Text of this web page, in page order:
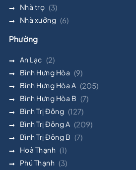
Nhà trọ (3)
Nhà xưởng (6)
Phường
An Lạc (2)
Bình Hưng Hòa (9)
Bình Hưng Hòa A (205)
Bình Hưng Hòa B (7)
Bình Trị Đông (127)
Bình Trị Đông A (209)
Bình Trị Đông B (7)
Hoà Thạnh (1)
Phú Thạnh (3)